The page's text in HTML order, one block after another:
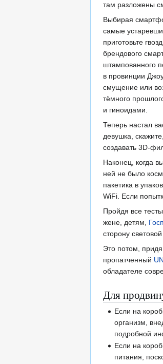
там разложены
Выбирая
самые
приготовьте
брендового
штампованного
в провинции
смущение или
тёмного
и гиноидами.
Теперь настал
девушка,
создавать 3D-
Наконец, когда
ней не было
пакетика в
WiFi. Если
Пройдя все
жене, детям,
сторону
Это потом,
пропатченный
обладателе
Для
Если на
организм,
подробной
Если на
питания,